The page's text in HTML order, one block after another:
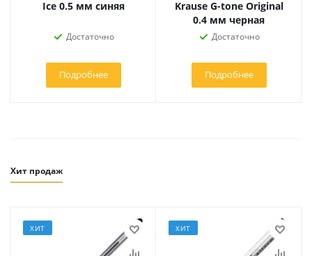
Ice 0.5 мм синяя
Достаточно
Подробнее
Krause G-tone Original
0.4 мм черная
Достаточно
Подробнее
Хит продаж
ХИТ ХИТ